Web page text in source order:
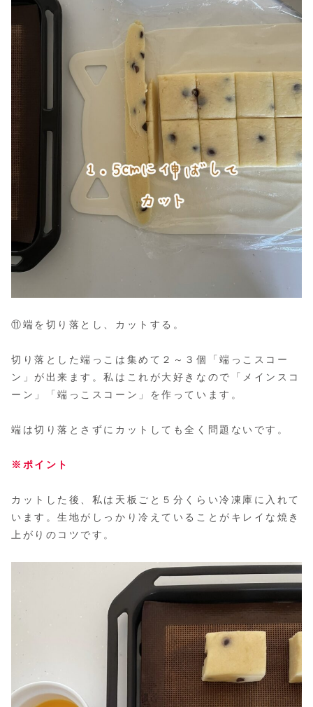
⑪端を切り落とし、カットする。
切り落とした端っこは集めて２～３個「端っこスコー
ン」が出来ます。私はこれが大好きなので「メインスコ
ーン」「端っこスコーン」を作っています。
端は切り落とさずにカットしても全く問題ないです。
※ポイント
カットした後、私は天板ごと５分くらい冷凍庫に入れて
います。生地がしっかり冷えていることがキレイな焼き
上がりのコツです。